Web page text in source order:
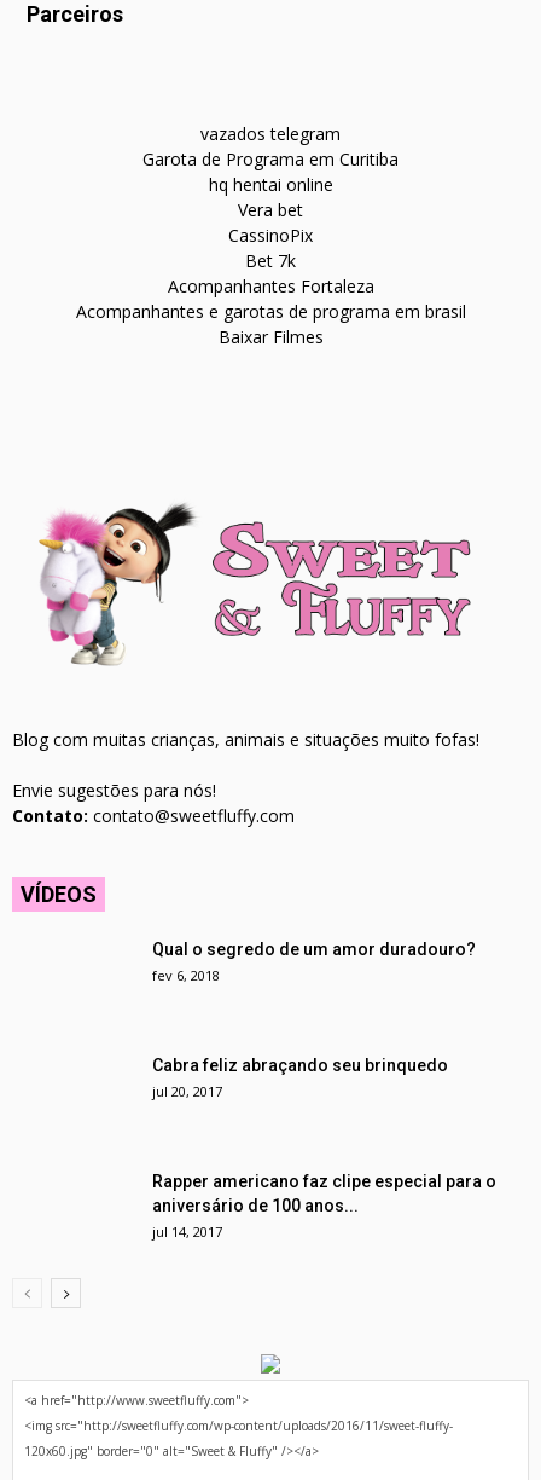
Parceiros
vazados telegram
Garota de Programa em Curitiba
hq hentai online
Vera bet
CassinoPix
Bet 7k
Acompanhantes Fortaleza
Acompanhantes e garotas de programa em brasil
Baixar Filmes
Blog com muitas crianças, animais e situações muito fofas!
Envie sugestões para nós!
Contato: contato@sweetfluffy.com
VÍDEOS
Qual o segredo de um amor duradouro?
fev 6, 2018
Cabra feliz abraçando seu brinquedo
jul 20, 2017
Rapper americano faz clipe especial para o
aniversário de 100 anos...
jul 14, 2017